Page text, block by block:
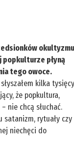
popkulturze płyną
tego owoce.
kilka
że popkultura,
nie chcą słuchać.
satanizm, rytuały czy
niechęci do